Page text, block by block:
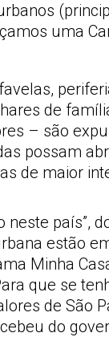
uma
de
– são
possam
de maior
país”,
estão
Minha
que se
de São
do